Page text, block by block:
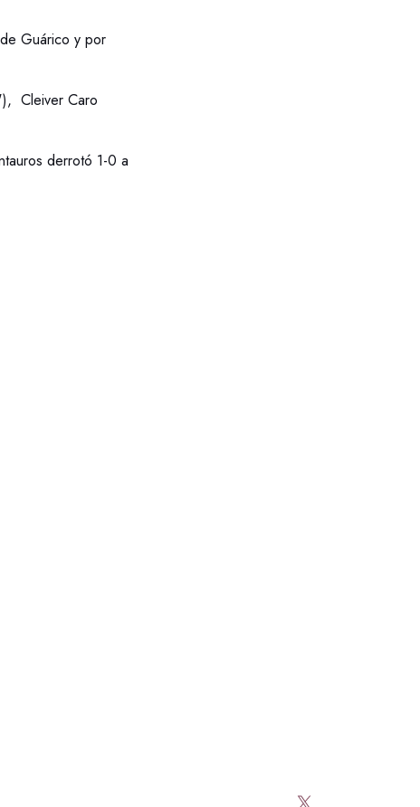
Guárico y por
Cleiver Caro
derrotó 1-0 a